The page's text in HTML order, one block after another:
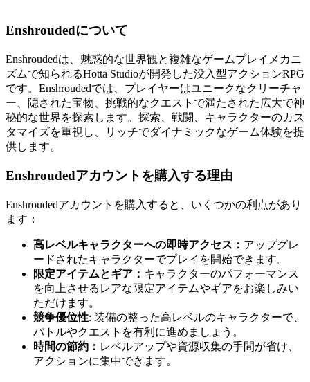
Enshroudedについて
Enshroudedは、魅惑的な世界観と複雑なゲームプレイメカニ
ズムで知られるHotta Studioが開発した没入型アクションRPG
です。Enshroudedでは、プレイヤーはユニークなクリーチャ
ー、隠された宝物、挑戦的なクエストで満たされた広大で神
秘的な世界を探索します。探索、戦闘、キャラクターのカス
タマイズを重視し、リッチでダイナミックなゲーム体験を提
供します。
Enshroudedアカウントを購入する理由
Enshroudedアカウントを購入すると、いくつかの利点があり
ます：
高レベルキャラクターへの即時アクセス： アップグレ
ードされたキャラクターでプレイを開始できます。
限定アイテムとギア： キャラクターのパフォーマンス
を向上させるレアな限定アイテムやギアをお楽しみい
ただけます。
競争優位性: 装備の整った高レベルのキャラクターで、
バトルやクエストを有利に進めましょう。
時間の節約： レベルアップや資源収集の手間が省け、
アクションに集中できます。